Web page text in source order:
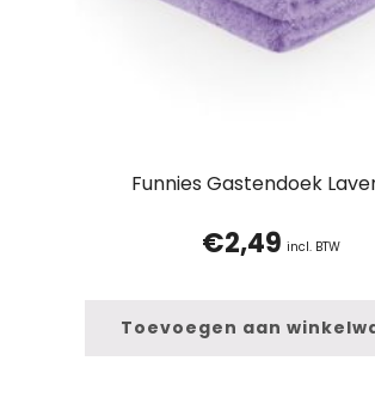
Funnies Gastendoek
€2,49 incl. BTW
Toevoegen aan